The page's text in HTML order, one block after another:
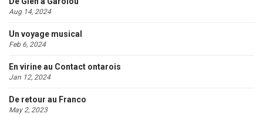
Aug 14, 2024
Un voyage musical
Feb 6, 2024
En virine au Contact ontarois
Jan 12, 2024
De retour au Franco
May 2, 2023